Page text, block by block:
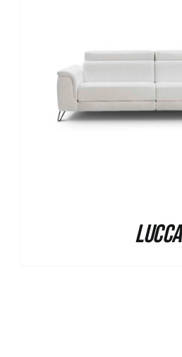
Lucca